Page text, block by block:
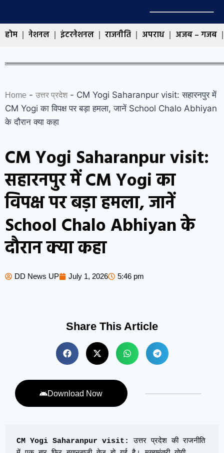
होम नेशनल इंटरनेशनल राजनीति अपराध अजब – गजब
Home - उत्तर प्रदेश- CM Yogi Saharanpur visit: सहारनपुर में
CM Yogi का विपक्ष पर बड़ा हमला, जानें School Chalo Abhiyan
के दौरान क्या कहा
CM Yogi Saharanpur visit:
सहारनपुर में CM Yogi का
विपक्ष पर बड़ा हमला, जानें
School Chalo Abhiyan के
दौरान क्या कहा
DD News UP July 1, 2026 5:46 pm
Share This Article
Download Now
CM Yogi Saharanpur visit:
उत्तर प्रदेश की राजनीति